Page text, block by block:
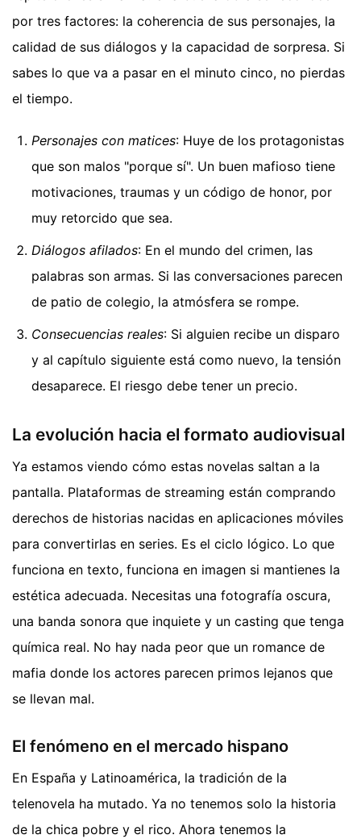
por tres factores: la coherencia de sus personajes, la
calidad de sus diálogos y la capacidad de sorpresa. Si
sabes lo que va a pasar en el minuto cinco, no pierdas
el tiempo.
Personajes con matices: Huye de los protagonistas
que son malos "porque sí". Un buen mafioso tiene
motivaciones, traumas y un código de honor, por
muy retorcido que sea.
Diálogos afilados: En el mundo del crimen, las
palabras son armas. Si las conversaciones parecen
de patio de colegio, la atmósfera se rompe.
Consecuencias reales: Si alguien recibe un disparo
y al capítulo siguiente está como nuevo, la tensión
desaparece. El riesgo debe tener un precio.
La evolución hacia el formato audiovisual
Ya estamos viendo cómo estas novelas saltan a la
pantalla. Plataformas de streaming están comprando
derechos de historias nacidas en aplicaciones móviles
para convertirlas en series. Es el ciclo lógico. Lo que
funciona en texto, funciona en imagen si mantienes la
estética adecuada. Necesitas una fotografía oscura,
una banda sonora que inquiete y un casting que tenga
química real. No hay nada peor que un romance de
mafia donde los actores parecen primos lejanos que
se llevan mal.
El fenómeno en el mercado hispano
En España y Latinoamérica, la tradición de la
telenovela ha mutado. Ya no tenemos solo la historia
de la chica pobre y el rico. Ahora tenemos la